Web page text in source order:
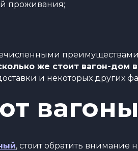
проживания;
же стоит вагон-дом
и некоторых других
, стоит обратить внимание